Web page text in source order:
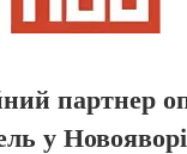
партнер
у